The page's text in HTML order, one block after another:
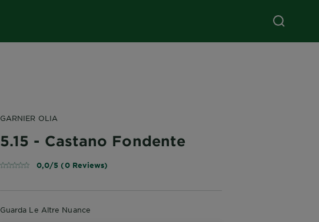
GARNIER OLIA
5.15 - Castano Fondente
0,0/5 (0 Reviews)
Guarda Le Altre Nuance